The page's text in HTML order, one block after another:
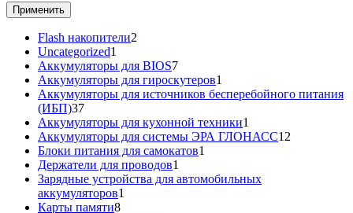
Применить
Flash накопители2
Uncategorized1
товар
Аккумуляторы для BIOS77
товаров
Аккумуляторы для гироскутеров1
товар
Аккумуляторы для источников бесперебойного питания
(ИБП)3737
товаров
Аккумуляторы для кухонной техники1
товар
Аккумуляторы для системы ЭРА ГЛОНАСС12
Блоки питания для самокатов1
Держатели для проводов1
товар
Зарядные устройства для автомобильных
аккумуляторов1
Карты памяти88